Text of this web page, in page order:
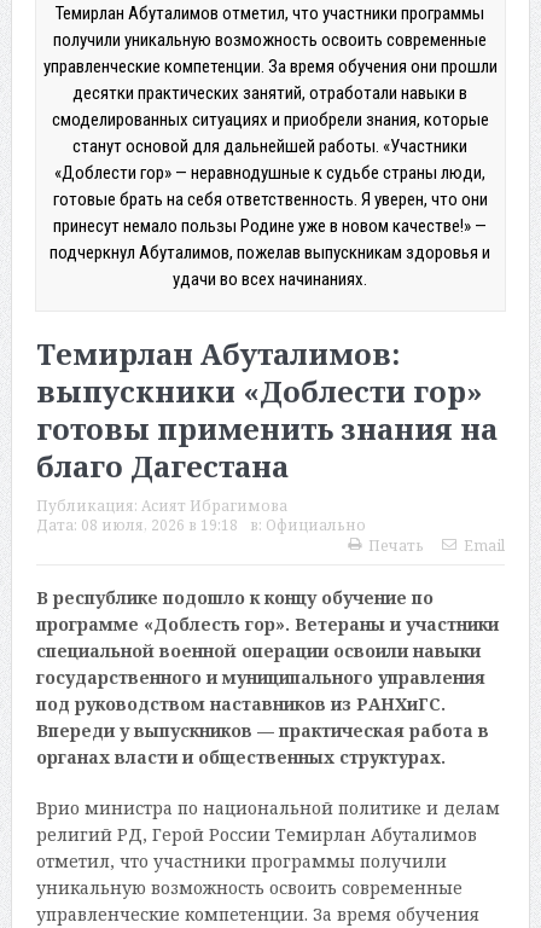
Темирлан Абуталимов отметил, что участники программы
получили уникальную возможность освоить современные
управленческие компетенции. За время обучения они прошли
десятки практических занятий, отработали навыки в
смоделированных ситуациях и приобрели знания, которые
станут основой для дальнейшей работы. «Участники
«Доблести гор» — неравнодушные к судьбе страны люди,
готовые брать на себя ответственность. Я уверен, что они
принесут немало пользы Родине уже в новом качестве!» —
подчеркнул Абуталимов, пожелав выпускникам здоровья и
удачи во всех начинаниях.
Темирлан Абуталимов:
выпускники «Доблести гор»
готовы применить знания на
благо Дагестана
Публикация: Асият Ибрагимова
Дата: 08 июля, 2026 в 19:18 в: Официально
Печать
Email
В республике подошло к концу обучение по
программе «Доблесть гор». Ветераны и участники
специальной военной операции освоили навыки
государственного и муниципального управления
под руководством наставников из РАНХиГС.
Впереди у выпускников — практическая работа в
органах власти и общественных структурах.
Врио министра по национальной политике и делам
религий РД, Герой России Темирлан Абуталимов
отметил, что участники программы получили
уникальную возможность освоить современные
управленческие компетенции. За время обучения